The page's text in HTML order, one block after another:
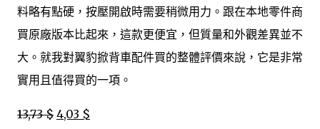
料略有點硬，按壓開啟時需要稍微用力。跟在本地零件商
買原廠版本比起來，這款更便宜，但質量和外觀差異並不
大。就我對翼豹掀背車配件買的整體評價來說，它是非常
實用且值得買的一項。
13,73 $ 4,03 $